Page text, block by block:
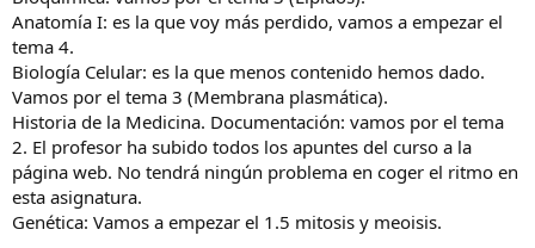
pero que internamente se esfuerza para que los alumnos tengan
todo lo necesario. Este año hubo manifestaciones con el rector a la
cabeza y decanos para que la Junta pagará lo prometido a la
universidad.
En fin no se que más puedo contarte para lo que necesites aquí
estoy yo o mi madre
que esta al día de todo para
poder ayudar en el foro. Estamos muy agradecidos a este espacio
pq en su día nos ayudo mucho.
Por cierto este año me voy a Jaén a la primera fiesta universitaria
que es el 11 de septiembre y en la UGR aún no hemos empezado. Y
luego a la feria de San Lucas, que el año pasado me encantó y eso
Anatomía I: es la que voy más perdido, vamos a empezar el
tema 4.
Biología Celular: es la que menos contenido hemos dado.
Vamos por el tema 3 (Membrana plasmática).
Historia de la Medicina. Documentación: vamos por el tema
2. El profesor ha subido todos los apuntes del curso a la
página web. No tendrá ningún problema en coger el ritmo en
esta asignatura.
Genética: Vamos a empezar el 1.5 mitosis y meoisis.